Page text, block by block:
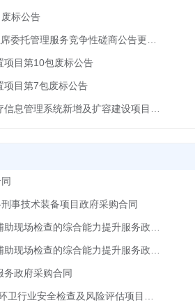
标公告
项目第10包废标公告
项目第7包废标公告
事技术装备项目政府采购合同
务政府采购合同